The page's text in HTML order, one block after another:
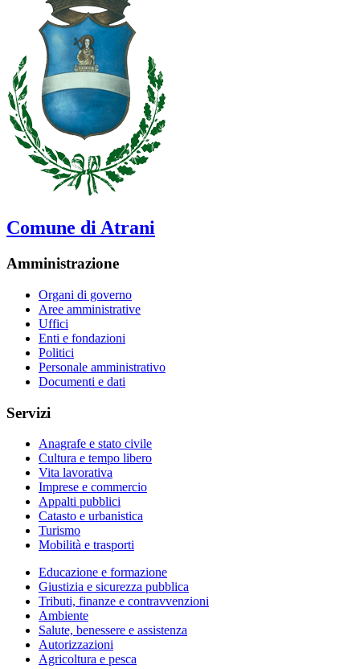
Comune di Atrani
Amministrazione
Organi di governo
Aree amministrative
Uffici
Enti e fondazioni
Politici
Personale amministrativo
Documenti e dati
Servizi
Anagrafe e stato civile
Cultura e tempo libero
Vita lavorativa
Imprese e commercio
Appalti pubblici
Catasto e urbanistica
Turismo
Mobilità e trasporti
Educazione e formazione
Giustizia e sicurezza pubblica
Tributi, finanze e contravvenzioni
Ambiente
Salute, benessere e assistenza
Autorizzazioni
Agricoltura e pesca